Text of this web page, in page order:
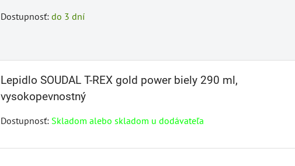
Dostupnosť: do 3 dní
Lepidlo SOUDAL T-REX gold power biely 290 ml,
vysokopevnostný
Dostupnosť: Skladom alebo skladom u dodávateľa